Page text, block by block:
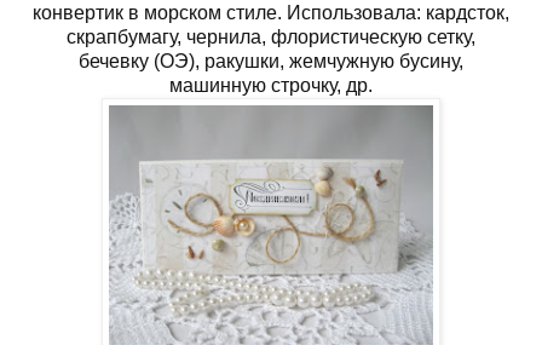
конвертик в морском стиле. Использовала: кардсток,
скрапбумагу, чернила, флористическую сетку,
бечевку (ОЭ), ракушки, жемчужную бусину,
машинную строчку, др.